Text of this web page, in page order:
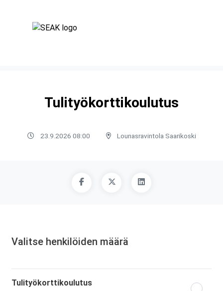
Tulityökorttikoulutus
23.9.2026 08:00 Lounasravintola Saarikoski
Valitse henkilöiden määrä
Tulityökorttikoulutus